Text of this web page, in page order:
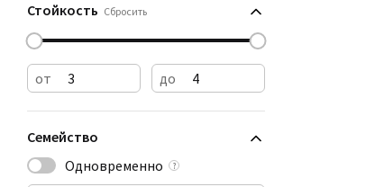
Стойкость Сбросить
от до
Семейство
Одновременно
?